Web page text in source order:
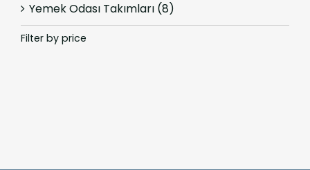
Yemek Odası Takımları (8)
Filter by price